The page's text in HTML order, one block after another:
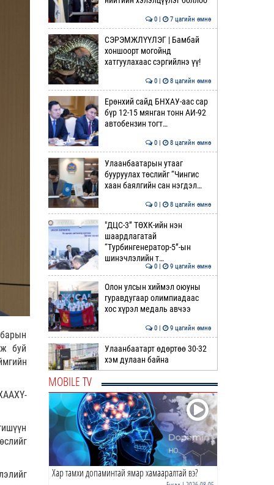
буй
0 | 7 цагийн өмнө
СЭРЭМЖЛҮҮЛЭГ | Бамбай
хоншоорт могойнд
хатгуулахаас сэргийлнэ үү!
0 | 8 цагийн өмнө
Ерөнхий сайд БНХАУ-аас сар
бүр 12-15 мянган тонн АИ-92
автобензин тогт…
0 | 8 цагийн өмнө
Улаанбаатарын утааг
бууруулах төслийг “Чингис
хаан баялгийн сан нэгдэл…
0 | 8 цагийн өмнө
"ДЦС-3” ТӨХК-ийн нэн
шаардлагатай
“Турбингенератор-5”-ын
шинэчлэлийн т…
0 | 9 цагийн өмнө
Олон улсын хиймэл оюуны
гуравдугаар олимпиадаас
хос хүрэл медаль авчээ
0 | 9 цагийн өмнө
Улаанбаатарт өдөртөө 30-32
хэм дулаан байна
ДОРНЫН ЗУРХАЙ | Морь,
нохой жилтнээ аливаа үйлийг
хийхэд эерэг сайн
0 | 10 цагийн өмнө
ӨГЛӨӨНИЙ МЭНД!
MOBILE TV
Хар тамхи допаминтай ямар хамааралтай вэ?